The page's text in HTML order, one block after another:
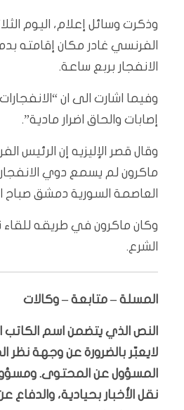
وذكرت وسائل إعلام، اليوم
الفرنسي غادر مكان إقامته
الانفجار بربع ساعة.
وفيما اشارت الى ان
إصابات والحاق اضرار مادية”.
وقال قصر الإليزيه إن الرئيس
ماكرون لم يسمع دوي
العاصمة السورية دمشق صباح
وكان ماكرون في طريقه
الشرع.
المسلة – متابعة – وكالات
النص الذي يتضمن اسم الكاتب
لايعبّر بالضرورة عن وجهة نظر
المسؤول عن المحتوى.
نقل الأخبار بحيادية، والدفاع